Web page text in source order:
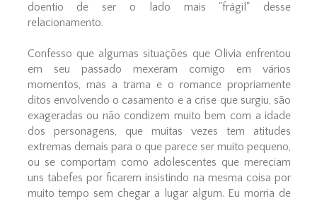
doentio de ser o lado mais "frágil" desse
relacionamento.
Confesso que algumas situações que Olivia enfrentou
em seu passado mexeram comigo em vários
momentos, mas a trama e o romance propriamente
ditos envolvendo o casamento e a crise que surgiu, são
exageradas ou não condizem muito bem com a idade
dos personagens, que muitas vezes tem atitudes
extremas demais para o que parece ser muito pequeno,
ou se comportam como adolescentes que mereciam
uns tabefes por ficarem insistindo na mesma coisa por
muito tempo sem chegar a lugar algum. Eu morria de